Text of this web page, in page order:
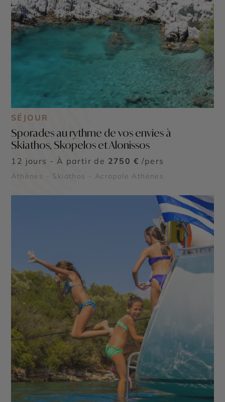
SÉJOUR
Sporades au rythme de vos envies à
Skiathos, Skopelos et Alonissos
12 jours - À partir de 2750 € /pers
Athènes - Skiathos - Acropole Athènes